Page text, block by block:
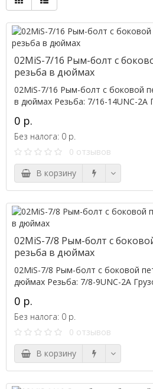
02MiS-7/16 Рым-болт с
резьба в дюймах
02MiS-7/16 Рым-болт с боковой
в дюймах Резьба: 7/16-14UNC-2A
0 р.
Без налога: 0 р.
0 отзывов
В корзину
02MiS-7/8 Рым-болт с
резьба в дюймах
02MiS-7/8 Рым-болт с боковой
дюймах Резьба: 7/8-9UNC-2A
0 р.
Без налога: 0 р.
0 отзывов
В корзину